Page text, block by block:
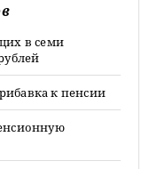
в семи
к пенсии